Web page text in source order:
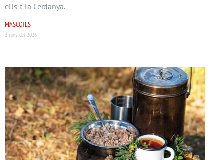
ells a la Cerdanya.
MASCOTES
2 juny del 2026